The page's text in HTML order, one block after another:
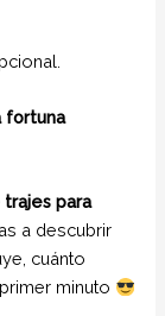
fortuna
para
a descubrir
cuánto
minuto